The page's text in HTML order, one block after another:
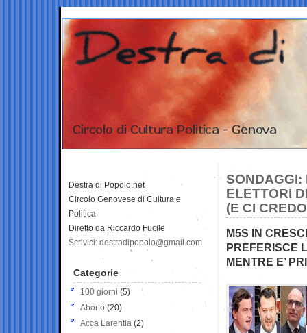
SONDAGGI:
ELETTORI
(E CI
M5S IN
PREFERISCE
MENTRE E’
Destra di Popolo.net
Circolo Genovese di Cultura e
Politica
Diretto da Riccardo Fucile
Scrivici: destradipopolo@gmail.com
Categorie
100 giorni (5)
Aborto (20)
Acca Larentia (2)